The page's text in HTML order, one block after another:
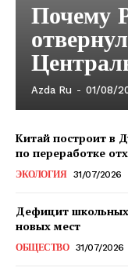
Почему
Azda Ru - 01/08/
Китай построит в
по переработке
ЭКОЛОГИЯ 31/07/2026
Дефицит школьных
новых мест
ОБЩЕСТВО 31/07/2026